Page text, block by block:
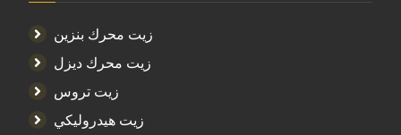
زيت محرك بنزين
زيت محرك ديزل
زيت تروس
زيت هيدروليكي